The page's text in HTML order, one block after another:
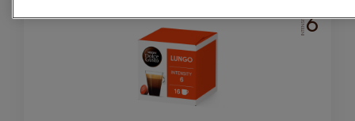
INTENSITÉ6